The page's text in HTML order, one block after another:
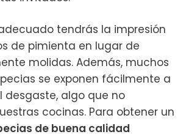
tendrás la impresión
de pimienta en lugar de
molidas. Además, muchos
se exponen fácilmente a
desgaste, algo que no
cocinas. Para obtener un
de buena calidad